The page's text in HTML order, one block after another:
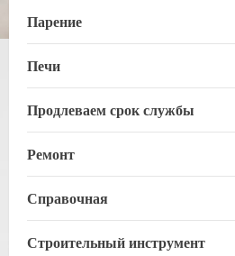
Парение
Печи
Продлеваем срок службы
Ремонт
Справочная
Строительный инструмент